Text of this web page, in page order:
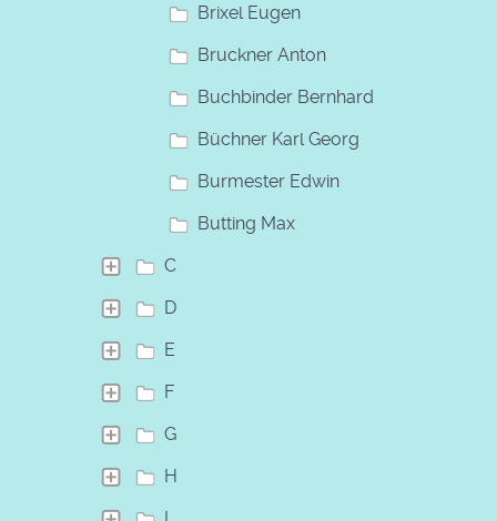
Brixel Eugen
Bruckner Anton
Buchbinder Bernhard
Büchner Karl Georg
Burmester Edwin
Butting Max
C
D
E
F
G
H